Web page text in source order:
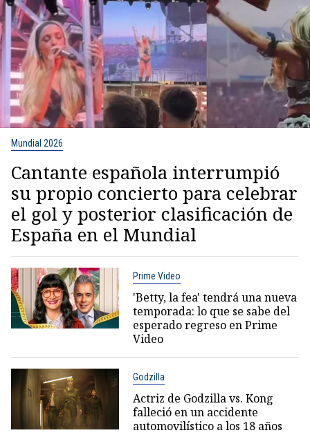
Mundial 2026
Cantante española interrumpió
su propio concierto para celebrar
el gol y posterior clasificación de
España en el Mundial
Prime Video
'Betty, la fea' tendrá una nueva
temporada: lo que se sabe del
esperado regreso en Prime
Video
Godzilla
Actriz de Godzilla vs. Kong
falleció en un accidente
automovilístico a los 18 años